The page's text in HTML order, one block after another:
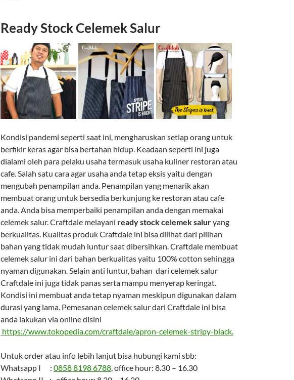
Ready Stock Celemek Salur
Kondisi pandemi seperti saat ini, mengharuskan setiap orang untuk
berfikir keras agar bisa bertahan hidup. Keadaan seperti ini juga
dialami oleh para pelaku usaha termasuk usaha kuliner restoran atau
cafe. Salah satu cara agar usaha anda tetap eksis yaitu dengan
mengubah penampilan anda. Penampilan yang menarik akan
membuat orang untuk bersedia berkunjung ke restoran atau cafe
anda. Anda bisa memperbaiki penampilan anda dengan memakai
celemek salur. Craftdale melayani ready stock celemek saluryang
berkualitas. Kualitas produk Craftdale ini bisa dilihat dari pilihan
bahan yang tidak mudah luntur saat dibersihkan. Craftdale membuat
celemek salur ini dari bahan berkualitas yaitu 100% cotton sehingga
nyaman digunakan. Selain anti luntur, bahan dari celemek salur
Craftdale ini juga tidak panas serta mampu menyerap keringat.
Kondisi ini membuat anda tetap nyaman meskipun digunakan dalam
durasi yang lama. Pemesanan celemek salur dari Craftdale ini bisa
anda lakukan via online disini
https://www.tokopedia.com/craftdale/apron-celemek-stripy-black.
Untuk order atau info lebih lanjut bisa hubungi kami sbb:
Whatsapp I : 0858 8198 6788, office hour: 8.30 – 16.30